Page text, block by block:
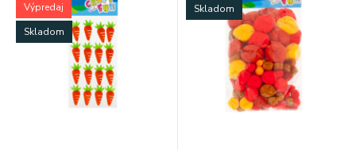
Výpredaj
Skladom
Skladom